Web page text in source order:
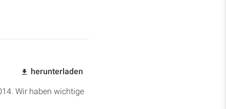
herunterladen
Wir haben wichtige